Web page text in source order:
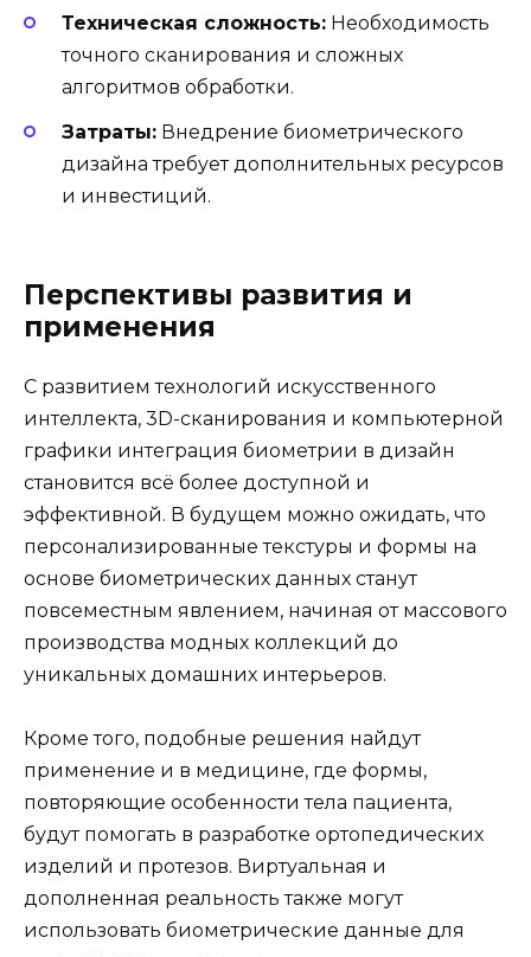
Техническая сложность: Необходимость
точного сканирования и сложных
алгоритмов обработки.
Затраты: Внедрение биометрического
дизайна требует дополнительных ресурсов
и инвестиций.
Перспективы развития и
применения
С развитием технологий искусственного
интеллекта, 3D-сканирования и компьютерной
графики интеграция биометрии в дизайн
становится всё более доступной и
эффективной. В будущем можно ожидать, что
персонализированные текстуры и формы на
основе биометрических данных станут
повсеместным явлением, начиная от массового
производства модных коллекций до
уникальных домашних интерьеров.
Кроме того, подобные решения найдут
применение и в медицине, где формы,
повторяющие особенности тела пациента,
будут помогать в разработке ортопедических
изделий и протезов. Виртуальная и
дополненная реальность также могут
использовать биометрические данные для